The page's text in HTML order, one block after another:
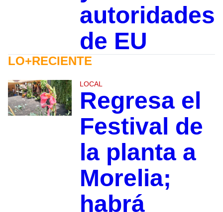
autoridades
de EU
LO+RECIENTE
LOCAL
Regresa el
Festival de
la planta a
Morelia;
habrá